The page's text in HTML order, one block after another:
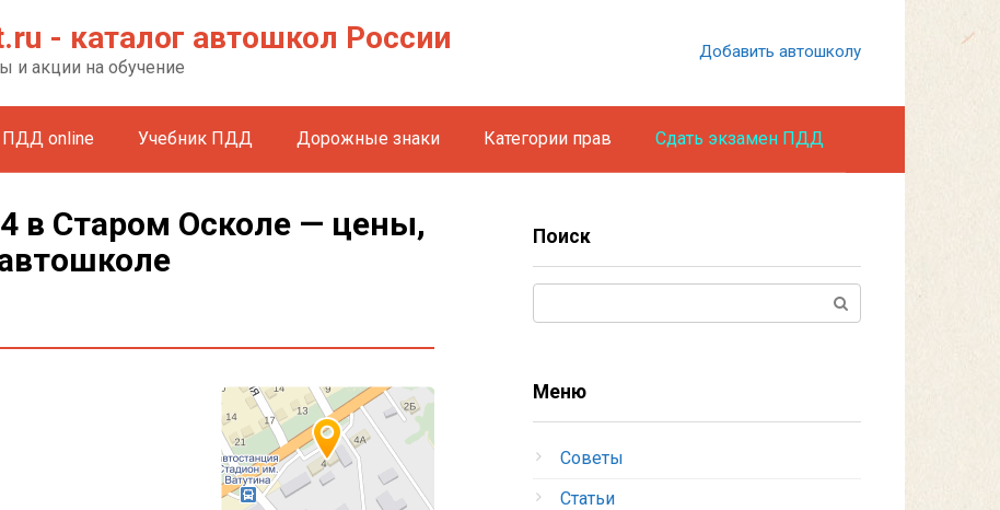
- каталог автошкол России
и акции на обучение
Добавить автошколу
ПДД online Учебник ПДД Дорожные знаки Категории прав Сдать экзамен ПДД
в Старом Осколе — цены,
Поиск
Меню
Советы
Статьи